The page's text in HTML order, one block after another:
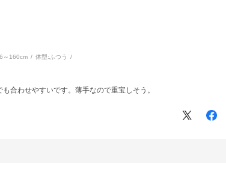
～160cm 体型: ふつう
合わせやすいです。薄手なので重宝しそう。